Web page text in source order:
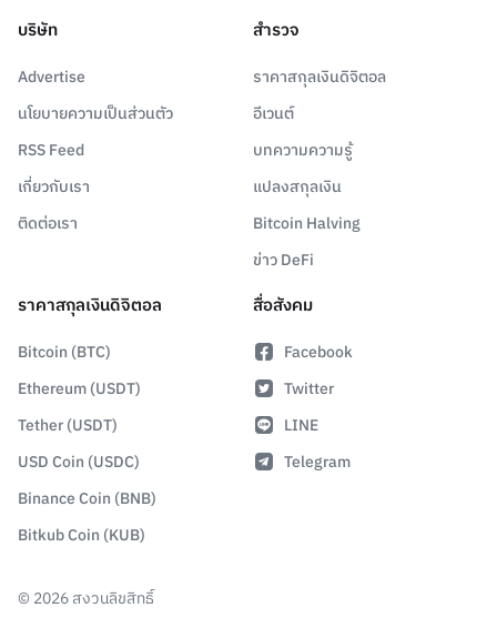
บริษัท
Advertise
นโยบายความเป็นส่วนตัว
RSS Feed
เกี่ยวกับเรา
ติดต่อเรา
สำรวจ
ราคาสกุลเงินดิจิตอล
อีเวนต์
บทความความรู้
แปลงสกุลเงิน
Bitcoin Halving
ข่าว DeFi
ราคาสกุลเงินดิจิตอล
Bitcoin (BTC)
Ethereum (USDT)
Tether (USDT)
USD Coin (USDC)
Binance Coin (BNB)
Bitkub Coin (KUB)
สื่อสังคม
Facebook
Twitter
LINE
Telegram
© 2026สงวนลิขสิทธิ์